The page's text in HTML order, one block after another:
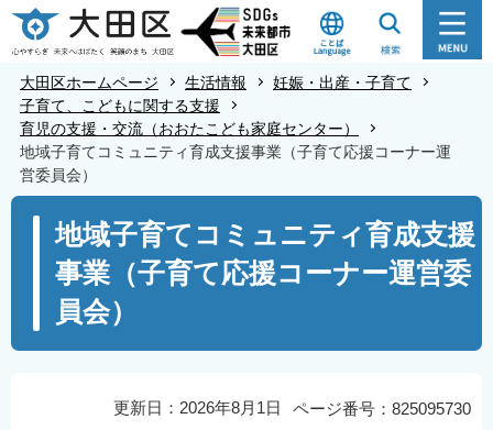
こ
の
先
大田区ホームページ 生活情報
妊娠・出産・子育て
子育て、こどもに関する支援
育児の支援・交流（おおたこども家庭センター）
地域子育てコミュニティ育成支援事業（子育て応援コーナー運
営委員会）
地域子育てコミュニティ育成支援
事業（子育て応援コーナー運営委
員会）
ページ番号：825095730
更新日：2026年8月1日